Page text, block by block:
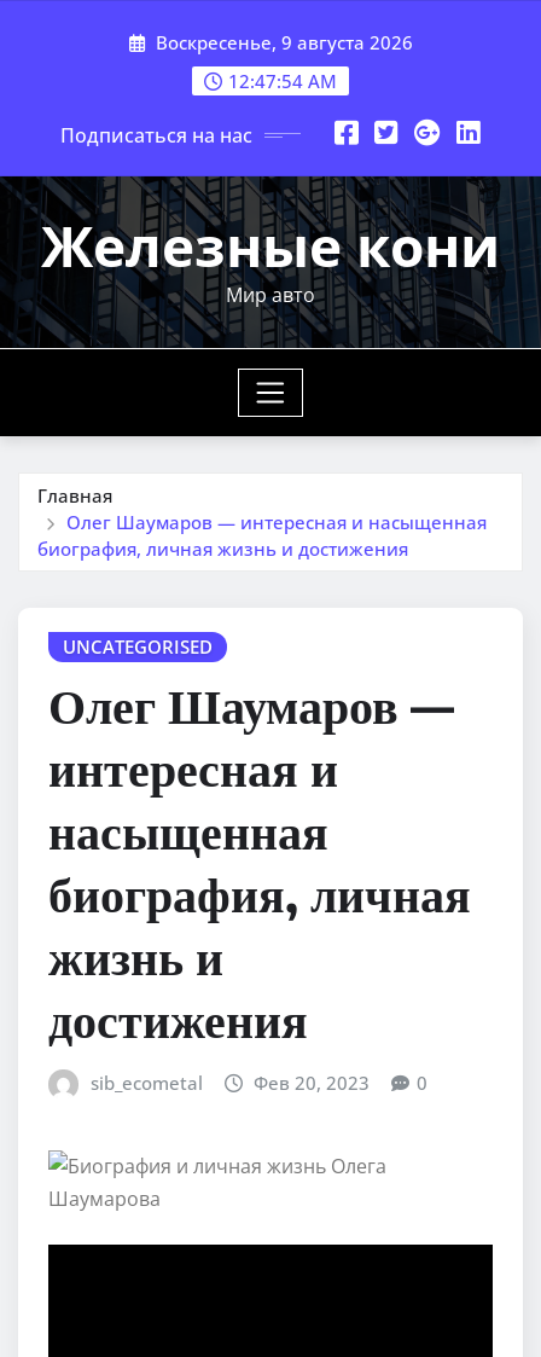
Воскресенье, 9 августа 2026
12:47:55 AM
Подписаться на нас
Железные кони
Мир авто
Главная
Олег Шаумаров — интересная и насыщенная
биография, личная жизнь и достижения
UNCATEGORISED
Олег Шаумаров —
интересная и
насыщенная
биография, личная
жизнь и
достижения
sib_ecometal Фев 20, 2023 0